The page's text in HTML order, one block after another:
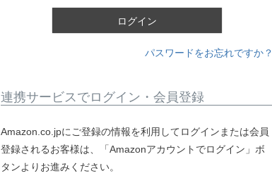
ログイン
パスワードをお忘れですか？
連携サービスでログイン・会員登録
Amazon.co.jpにご登録の情報を利用してログインまたは会員
登録されるお客様は、「Amazonアカウントでログイン」ボ
タンよりお進みください。